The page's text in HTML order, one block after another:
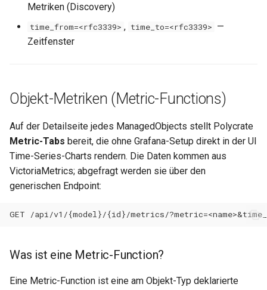
Metriken (Discovery)
time_from=<rfc3339> , time_to=<rfc3339> —
Zeitfenster
Objekt-Metriken (Metric-Functions)
Auf der Detailseite jedes ManagedObjects stellt Polycrate
Metric-Tabs bereit, die ohne Grafana-Setup direkt in der UI
Time-Series-Charts rendern. Die Daten kommen aus
VictoriaMetrics; abgefragt werden sie über den
generischen Endpoint:
Was ist eine Metric-Function?
Eine Metric-Function ist eine am Objekt-Typ deklarierte